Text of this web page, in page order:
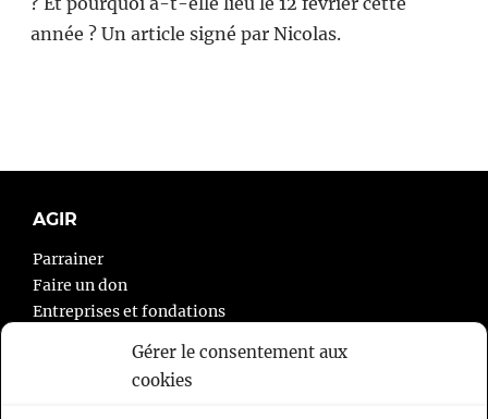
Gérer le consentement aux
cookies
année ? Un article signé par Nicolas.
AGIR
Parrainer
Faire un don
Entreprises et fondations